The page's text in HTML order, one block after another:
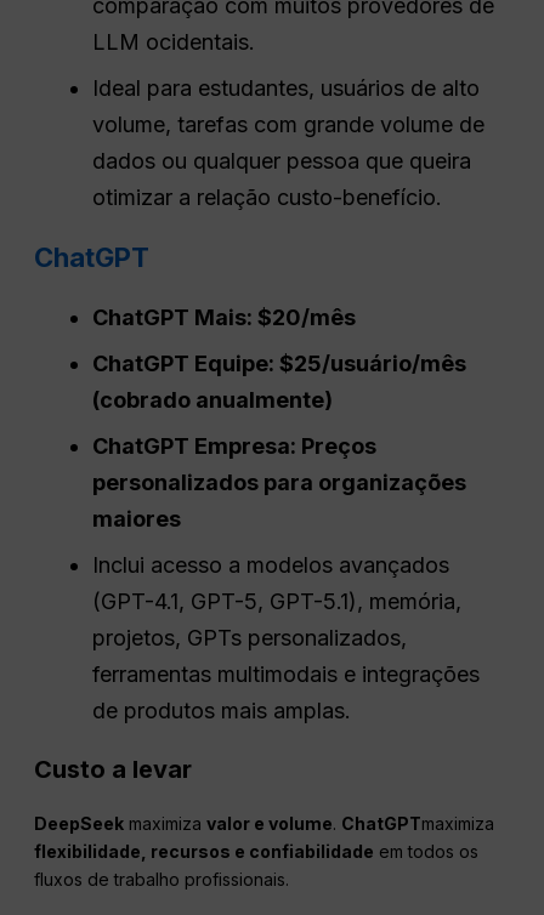
comparação com muitos provedores de
LLM ocidentais.
Ideal para estudantes, usuários de alto
volume, tarefas com grande volume de
dados ou qualquer pessoa que queira
otimizar a relação custo-benefício.
ChatGPT
ChatGPT Mais: $20/mês
ChatGPT Equipe: $25/usuário/mês
(cobrado anualmente)
ChatGPT Empresa: Preços
personalizados para organizações
maiores
Inclui acesso a modelos avançados
(GPT-4.1, GPT-5, GPT-5.1), memória,
projetos, GPTs personalizados,
ferramentas multimodais e integrações
de produtos mais amplas.
Custo a levar
DeepSeek maximizavalor e volume. ChatGPTmaximiza
flexibilidade, recursos e confiabilidade em todos os
fluxos de trabalho profissionais.